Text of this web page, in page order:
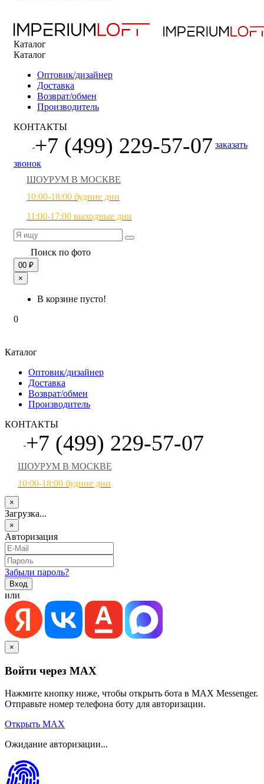
Каталог
Каталог
Оптовик/дизайнер
Доставка
Возврат/обмен
Производитель
КОНТАКТЫ
+7 (499) 229-57-07 заказать
звонок
ШОУРУМ В МОСКВЕ
10:00-18:00 будние дни
11:00-17:00 выходные дни
Поиск по фото
00 ₽
×
В корзине пусто!
0
Каталог
Оптовик/дизайнер
Доставка
Возврат/обмен
Производитель
КОНТАКТЫ
+7 (499) 229-57-07
ШОУРУМ В МОСКВЕ
10:00-18:00 будние дни
×
Загрузка...
×
Авторизация
Забыли пароль?
или
×
Войти через MAX
Нажмите кнопку ниже, чтобы открыть бота в MAX Messenger.
Отправьте номер телефона боту для авторизации.
Открыть MAX
Ожидание авторизации...